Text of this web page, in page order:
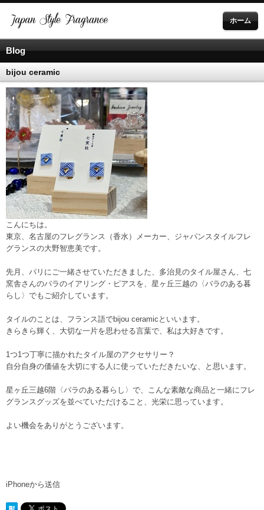
ホーム
Blog
bijou ceramic
こんにちは。
東京、名古屋のフレグランス（香水）メーカー、ジャパンスタイルフレ
グランスの大野智恵美です。
先月、パリにご一緒させていただきました、多治見のタイル屋さん、七
窯舎さんのバラのイアリング・ピアスを、星ヶ丘三越の〈バラのある暮
らし〉でもご紹介しています。
タイルのことは、フランス語でbijou ceramicといいます。
きらきら輝く、大切な一片を思わせる言葉で、私は大好きです。
1つ1つ丁寧に描かれたタイル屋のアクセサリー？
自分自身の価値を大切にする人に使っていただきたいな、と思います。
星ヶ丘三越6階〈バラのある暮らし〉で、こんな素敵な商品と一緒にフレ
グランスグッズを並べていただけること、光栄に思っています。
よい機会をありがとうございます。
iPhoneから送信